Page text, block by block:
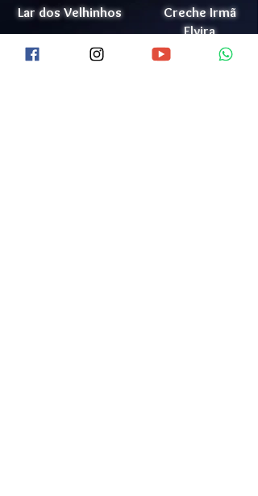
Lar dos Velhinhos
Maria Madalena
Creche Irmã
Elvira